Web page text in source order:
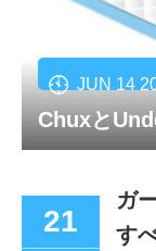
JUN 14
Chuxと
21
ガ
す